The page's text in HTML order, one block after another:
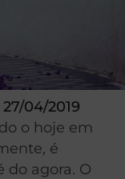
27/04/2019
o hoje em
é
do agora. O